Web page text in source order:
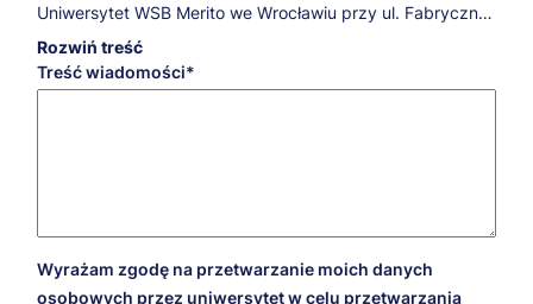
Uniwersytet WSB Merito we Wrocławiu przy ul. Fabrycznej
29-31.
Jeśli masz pytania dotyczące przetwarzania Twoich
danych osobowych oraz przysługujących Ci praw,
OSOBOWE?
Cele marketingowe
W celach marketingowych Twoje dane będziemy
Rozwiń treść
Treść wiadomości
Wyrażam zgodę na przetwarzanie moich danych
osobowych przez uniwersytet w celu przetwarzania